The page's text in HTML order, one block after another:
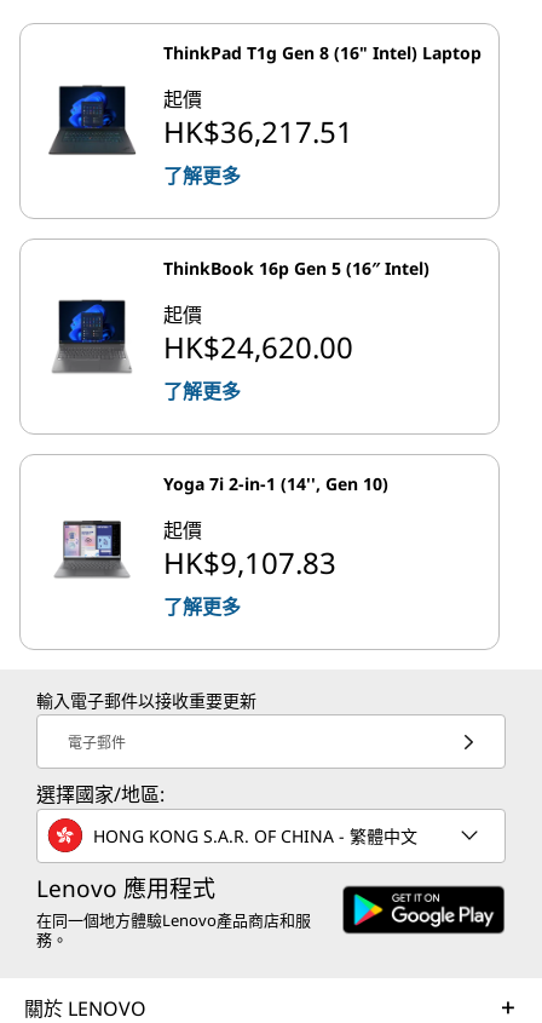
ThinkPad T1g Gen 8 (16" Intel) Laptop
起價
HK$36,217.51
了解更多
ThinkBook 16p Gen 5 (16″ Intel)
起價
HK$24,620.00
了解更多
Yoga 7i 2-in-1 (14'', Gen 10)
起價
HK$9,107.83
了解更多
輸入電子郵件以接收重要更新
電子郵件
選擇國家/地區:
HONG KONG S.A.R. OF CHINA - 繁體中文
Lenovo 應用程式
在同一個地方體驗Lenovo產品商店和服
務。
關於 LENOVO